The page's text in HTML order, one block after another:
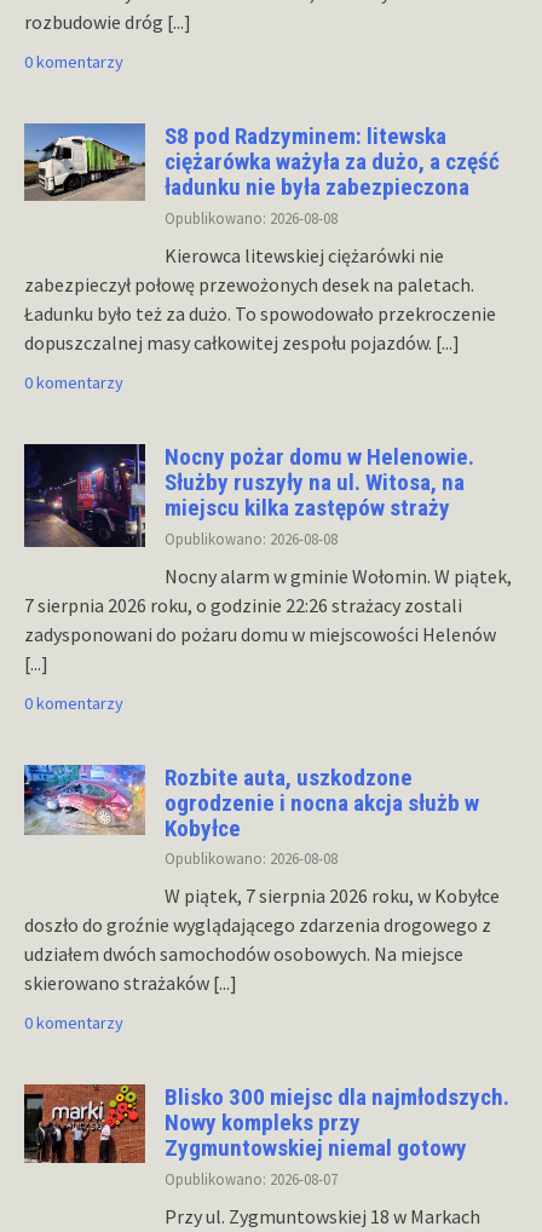
rozbudowie dróg [...]
0 komentarzy
S8 pod Radzyminem: litewska
ciężarówka ważyła za dużo, a część
ładunku nie była zabezpieczona
Opublikowano: 2026-08-08
Kierowca litewskiej ciężarówki nie
zabezpieczył połowę przewożonych desek na paletach.
Ładunku było też za dużo. To spowodowało przekroczenie
dopuszczalnej masy całkowitej zespołu pojazdów. [...]
0 komentarzy
Nocny pożar domu w Helenowie.
Służby ruszyły na ul. Witosa, na
miejscu kilka zastępów straży
Opublikowano: 2026-08-08
Nocny alarm w gminie Wołomin. W piątek,
7 sierpnia 2026 roku, o godzinie 22:26 strażacy zostali
zadysponowani do pożaru domu w miejscowości Helenów
[...]
0 komentarzy
Rozbite auta, uszkodzone
ogrodzenie i nocna akcja służb w
Kobyłce
Opublikowano: 2026-08-08
W piątek, 7 sierpnia 2026 roku, w Kobyłce
doszło do groźnie wyglądającego zdarzenia drogowego z
udziałem dwóch samochodów osobowych. Na miejsce
skierowano strażaków [...]
0 komentarzy
Blisko 300 miejsc dla najmłodszych.
Nowy kompleks przy
Zygmuntowskiej niemal gotowy
Opublikowano: 2026-08-07
Przy ul. Zygmuntowskiej 18 w Markach